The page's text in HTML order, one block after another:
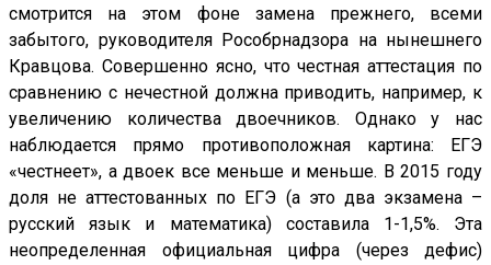
смотрится на этом фоне замена прежнего, всеми
забытого, руководителя Рособрнадзора на нынешнего
Кравцова. Совершенно ясно, что честная аттестация по
сравнению с нечестной должна приводить, например, к
увеличению количества двоечников. Однако у нас
наблюдается прямо противоположная картина: ЕГЭ
«честнеет», а двоек все меньше и меньше. В 2015 году
доля не аттестованных по ЕГЭ (а это два экзамена –
русский язык и математика) составила 1-1,5%. Эта
неопределенная официальная цифра (через дефис)